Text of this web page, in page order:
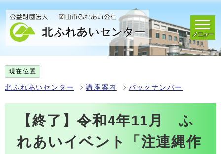
メニュー
現在位置
北ふれあいセンター 講座案内 バックナンバー
【終了】令和4年11月 ふ
れあいイベント「注連縄作